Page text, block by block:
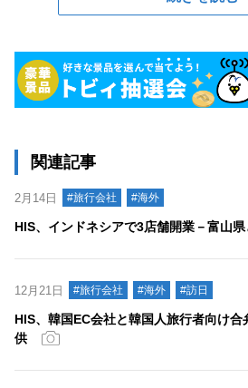
関連記事
2月14日 #旅行会社 #海外
HIS、インドネシアで3店舗開業－富山
12月21日 #旅行会社 #海外 #訪日
HIS、韓国EC会社と韓国人旅行者向け
供